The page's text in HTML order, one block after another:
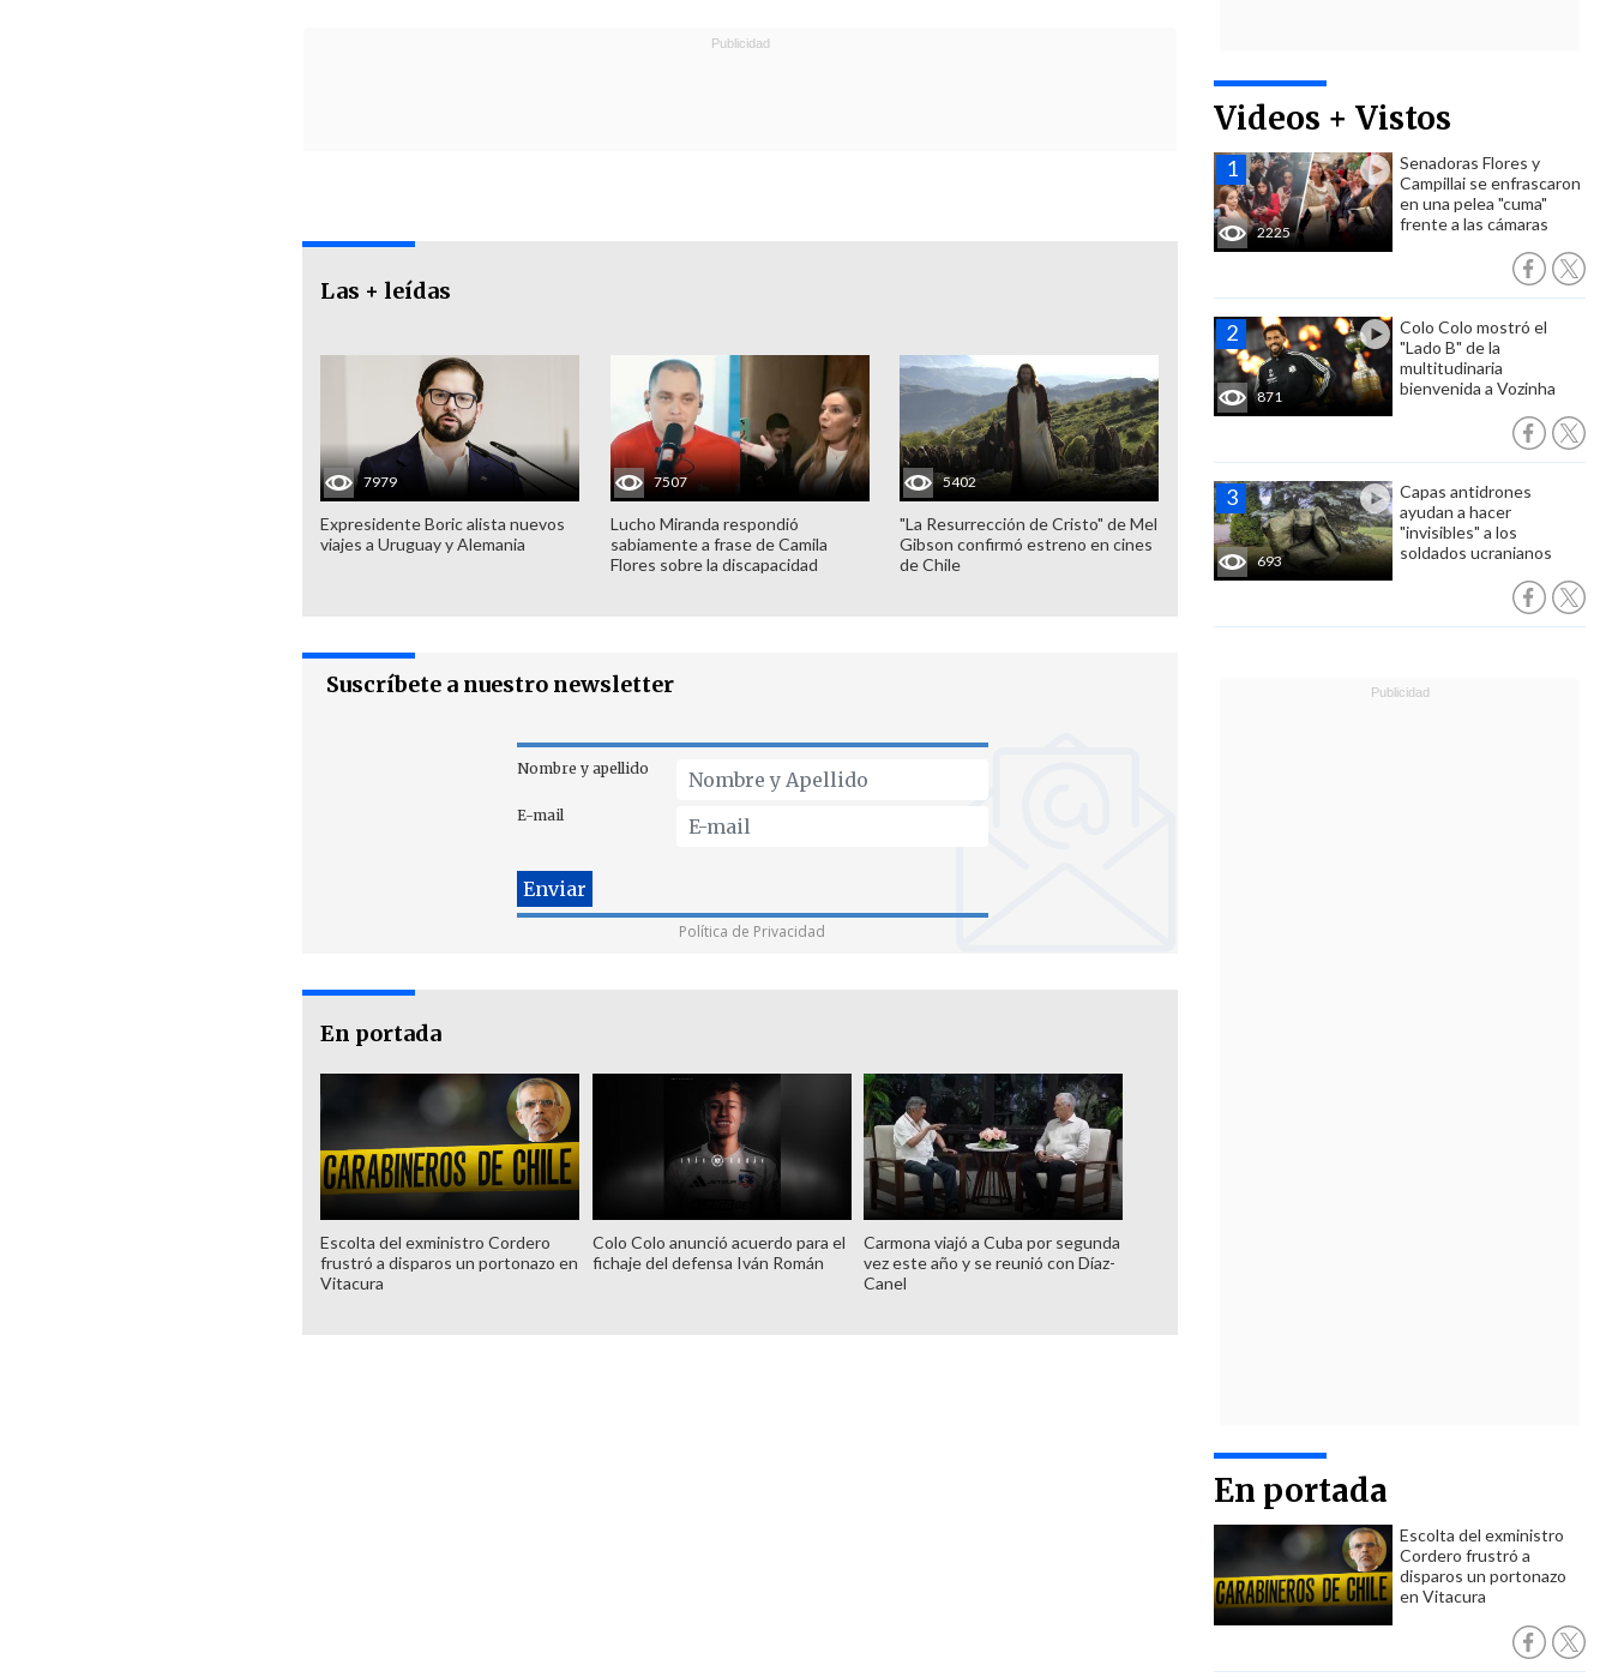
Videos + Vistos
2225
Senadoras Flores y
Campillai se enfrascaron
en una pelea "cuma"
frente a las cámaras
871
Colo Colo mostró el
"Lado B" de la
multitudinaria
bienvenida a Vozinha
693
Capas antidrones
ayudan a hacer
"invisibles" a los
soldados ucranianos
En portada
Escolta del exministro
Cordero frustró a
disparos un portonazo
en Vitacura
Las + leídas
7979
Expresidente Boric alista nuevos
viajes a Uruguay y Alemania
7507
Lucho Miranda respondió
sabiamente a frase de Camila
Flores sobre la discapacidad
5402
"La Resurrección de Cristo" de Mel
Gibson confirmó estreno en cines
de Chile
Suscríbete a nuestro newsletter
Nombre y apellido
E-mail
Política de Privacidad
En portada
Escolta del exministro Cordero
frustró a disparos un portonazo en
Vitacura
Colo Colo anunció acuerdo para el
fichaje del defensa Iván Román
Carmona viajó a Cuba por segunda
vez este año y se reunió con Díaz-
Canel